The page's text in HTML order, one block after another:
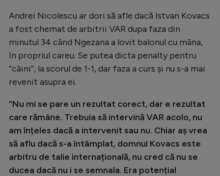
Tenis
Handbal
Natație
Gimnastică
Auto
Ciclism
Andrei Nicolescu ar dori să afle dacă Istvan Kovacs
a fost chemat de arbitrii VAR dupa faza din
minutul 34 când Ngezana a lovit balonul cu mâna,
în propriul careu. Se putea dicta penalty pentru
”câini”, la scorul de 1-1, dar faza a curs și nu s-a mai
revenit asupra ei.
”Nu mi se pare un rezultat corect, dar e rezultat
care rămâne. Trebuia să intervină VAR acolo, nu
am înțeles dacă a intervenit sau nu. Chiar aș vrea
să aflu dacă s-a întâmplat, domnul Kovacs este
arbitru de talie internațională, nu cred că nu se
ducea dacă nu i se semnala. Era potențial